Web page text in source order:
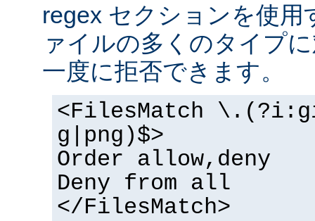
regex セクションを使
ァイルの多くのタイプ
一度に拒否できます。
<FilesMatch
g|png)$>
Order allow,deny
Deny from all
</FilesMatch>